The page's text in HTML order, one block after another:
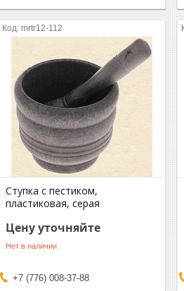
mrtr12-112
Ступка с пестиком,
пластиковая, серая
Цену уточняйте
Нет в наличии
+7 (776) 008-37-88